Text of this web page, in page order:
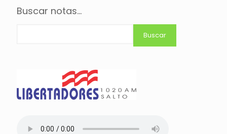
Buscar notas...
Buscar